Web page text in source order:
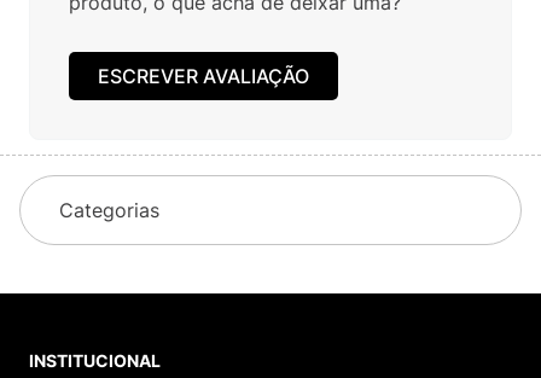
ESCREVER AVALIAÇÃO
Categorias
INSTITUCIONAL